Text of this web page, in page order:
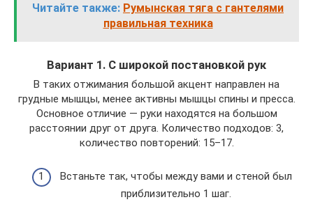
Читайте также: Румынская тяга с гантелями
правильная техника
Вариант 1. С широкой постановкой рук
В таких отжимания большой акцент направлен на
грудные мышцы, менее активны мышцы спины и пресса.
Основное отличие — руки находятся на большом
расстоянии друг от друга. Количество подходов: 3,
количество повторений: 15–17.
Встаньте так, чтобы между вами и стеной был
приблизительно 1 шаг.